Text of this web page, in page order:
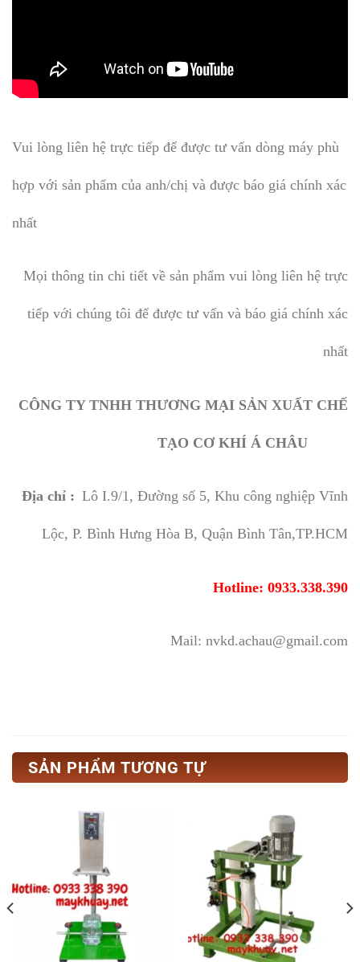
Vui lòng liên hệ trực tiếp để được tư vấn dòng máy phù
hợp với sản phẩm của anh/chị và được báo giá chính xác
nhất
Mọi thông tin chi tiết về sản phẩm vui lòng liên hệ trực
tiếp với chúng tôi để được tư vấn và báo giá chính xác
nhất
CÔNG TY TNHH THƯƠNG MẠI SẢN XUẤT CHẾ
TẠO CƠ KHÍ Á CHÂU
Địa chỉ : Lô I.9/1, Đường số 5, Khu công nghiệp Vĩnh
Lộc, P. Bình Hưng Hòa B, Quận Bình Tân,TP.HCM
Hotline: 0933.338.390
Mail: nvkd.achau@gmail.com
SẢN PHẨM TƯƠNG TỰ